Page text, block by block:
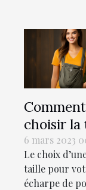
Comment
choisir la
idéale
écharpe
portage?
6 mars 2023
Le choix
taille pour
écharpe de